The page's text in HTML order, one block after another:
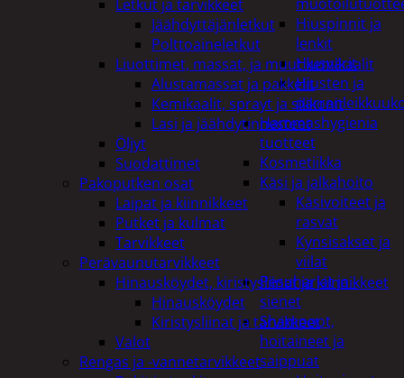
Hiuspinnit ja
lenkit
Hiusvärit
Hiusten ja
Hammashygienia
tuotteet
Kosmetiikka
Käsi ja jalkahoito
Käsivoiteet ja
rasvat
Kynsisakset ja
viilat
Pesuharjat ja -
sienet
Shampoot,
hoitaineet ja
saippuat
Letkut ja tarvikkeet
Jäähdyttäjänletkut
Polttoaineletkut
Liuottimet, massat, ja muut kemikaalit
Alustamassat ja pakkelit
Kemikaalit, sprayt ja silikonit
Lasi ja jäähdytinnesteet
Öljyt
Suodattimet
Pakoputken osat
Laipat ja kiinnikkeet
Putket ja kulmat
Tarvikkeet
Perävaunutarvikkeet
Hinausköydet, kiristysliinat ja kiinnikkeet
Hinausköydet
Kiristysliinat ja tarvikkeet
Valot
Rengas ja -vannetarvikkeet